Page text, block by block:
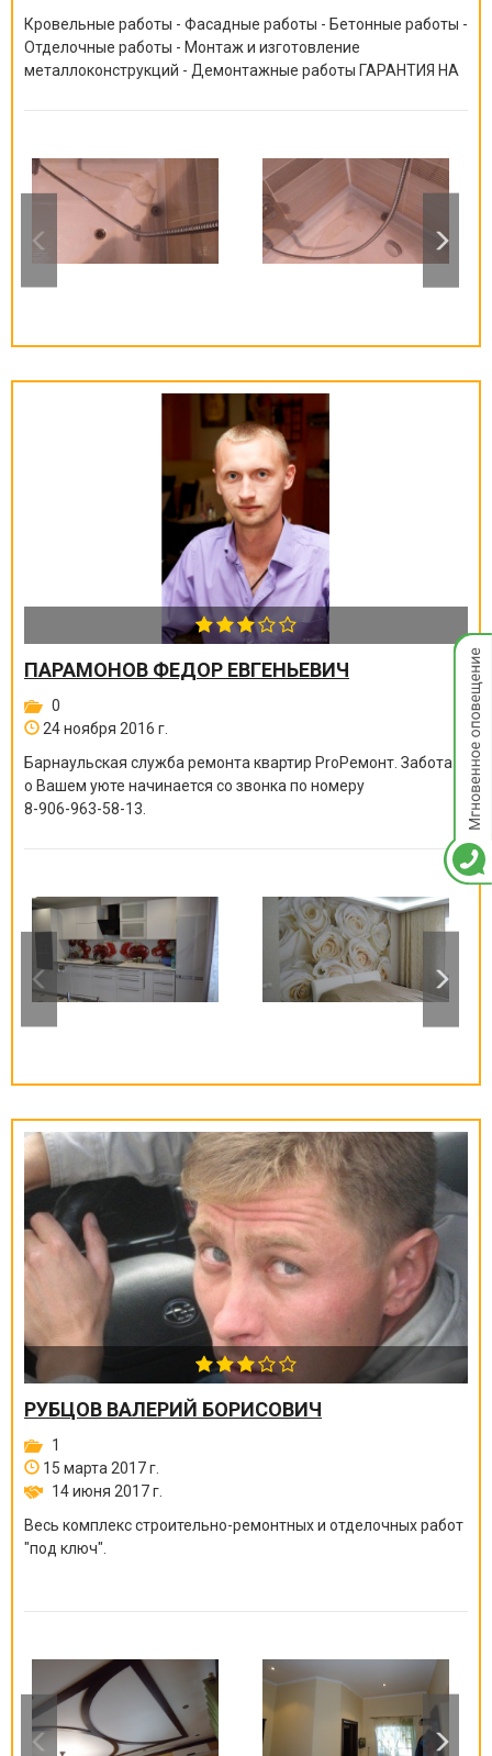
Кровельные работы - Фасадные работы - Бетонные работы -
Отделочные работы - Монтаж и изготовление
металлоконструкций - Демонтажные работы ГАРАНТИЯ НА
ПАРАМОНОВ ФЕДОР ЕВГЕНЬЕВИЧ
0
24 ноября 2016 г.
Барнаульская служба ремонта квартир ProРемонт. Забота
о Вашем уюте начинается со звонка по номеру
8-906-963-58-13
РУБЦОВ ВАЛЕРИЙ БОРИСОВИЧ
1
15 марта 2017 г.
14 июня 2017 г.
Весь комплекс строительно-ремонтных и отделочных работ
"под ключ".